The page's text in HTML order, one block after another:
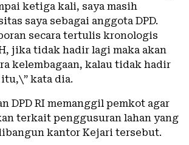
ketiga kali, saya masih
saya sebagai anggota DPD.
secara tertulis kronologis
jika tidak hadir lagi maka akan
kelembagaan, kalau tidak hadir
kata dia.
DPD RI memanggil pemkot agar
terkait penggusuran lahan yang
kantor Kejari tersebut.